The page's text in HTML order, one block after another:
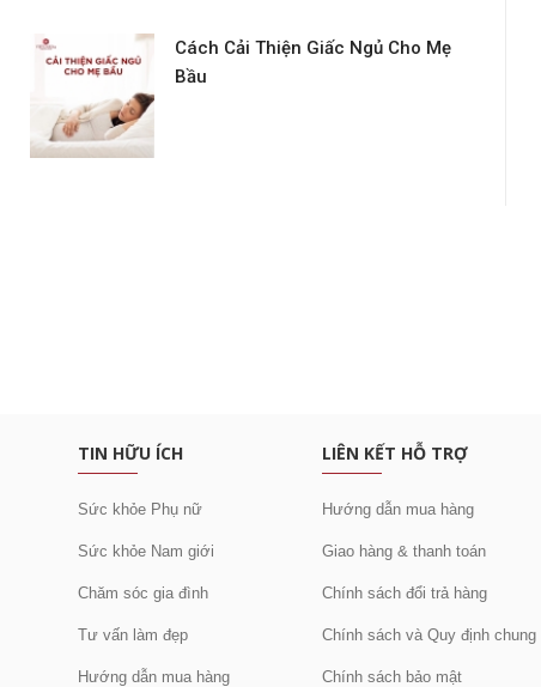
Cách Cải Thiện Giấc Ngủ Cho Mẹ
Bầu
TIN HỮU ÍCH
Sức khỏe Phụ nữ
Sức khỏe Nam giới
Chăm sóc gia đình
Tư vấn làm đẹp
Hướng dẫn mua hàng
LIÊN KẾT HỖ TRỢ
Hướng dẫn mua hàng
Giao hàng & thanh toán
Chính sách đổi trả hàng
Chính sách và Quy định chung
Chính sách bảo mật